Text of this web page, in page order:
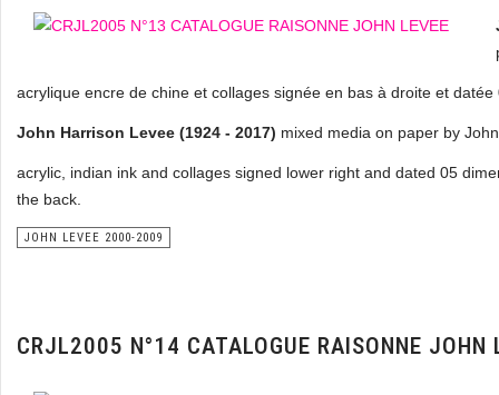
acrylique encre de chine et collages signée en bas à droite et
John Harrison Levee (1924 - 2017) mixed media on paper by
acrylic, indian ink and collages signed lower right and dated 05
the back.
JOHN LEVEE 2000-2009
CRJL2005 N°14 CATALOGUE RAISONNE JOHN